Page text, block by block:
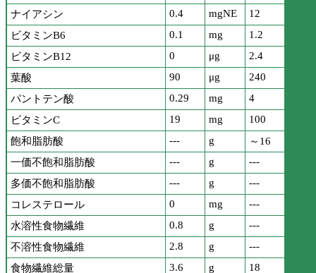
ナイアシン
0.4 mgNE
12
ビタミンB6
0.1 mg
1.2
ビタミンB12
0 μg
2.4
葉酸
90 μg
240
パントテン酸
0.29 mg
4
ビタミンC
19 mg
100
飽和脂肪酸
--- g
～16
一価不飽和脂肪酸
--- g
---
多価不飽和脂肪酸
--- g
---
コレステロール
0 mg
---
水溶性食物繊維
0.8 g
---
不溶性食物繊維
2.8 g
---
食物繊維総量
3.6 g
18